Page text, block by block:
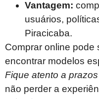
Vantagem:
usuários,
Piracicaba.
Comprar online pode
encontrar modelos
Fique atento a
não perder a